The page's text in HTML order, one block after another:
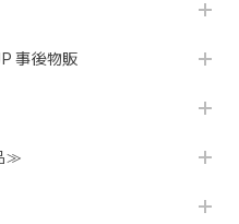
事後物販
≫